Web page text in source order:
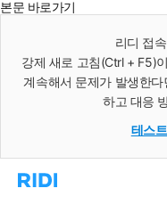
본문 바로가기
리디 접
강제 새로 고침(Ctrl + F5)
계속해서 문제가 발생한
하고 대응
테스
리